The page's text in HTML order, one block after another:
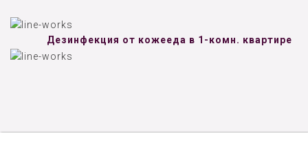
Дезинфекция от кожееда в 1-комн. квартире